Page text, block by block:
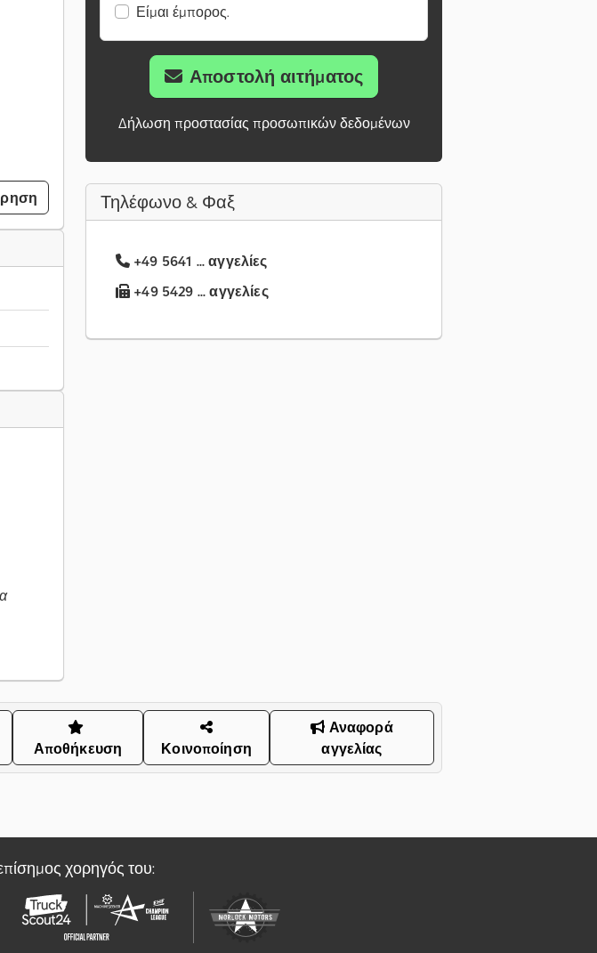
Είμαι έμπορος.
Αποστολή αιτήματος
Δήλωση προστασίας προσωπικών δεδομένων
Τηλέφωνο & Φαξ
+49 5641 ... αγγελίες
+49 5429 ... αγγελίες
Αποθήκευση Κοινοποίηση
Αναφορά
αγγελίας
χορηγός του: